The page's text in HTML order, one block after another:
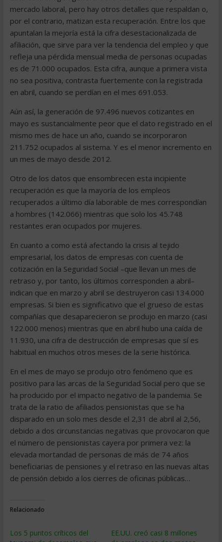
mercado laboral, pero hay otros detalles que respaldan o,
por el contrario, matizan esta recuperación. Entre los que
apuntalan la mejoría está la cifra desestacionalizada de
afiliación, que sirve para ver la tendencia del empleo y que
refleja una pérdida mensual media de personas ocupadas
es de 71.000 ocupados. Esta cifra, aunque a primera vista
no sea positiva, contrasta fuertemente con la registrada
en abril, cuando se perdían en el mes 691.053.
Aún así, la generación de 97.496 nuevos cotizantes en
mayo es sustancialmente peor que el dato registrado en el
mismo mes de hace un año, cuando se incorporaron
211.752 ocupados al sistema. Y es el menor incremento en
un mes de mayo desde 2012.
Otro de los datos que ensombrecen esta incipiente
recuperación es que la mayoría de los empleos
recuperados a último día laborable de mes correspondían
a hombres (142.066) mientras que solo los 45.748
restantes eran ocupados por mujeres.
En cuanto a como está afectando la crisis al tejido
empresarial, los datos de empresas con cuenta de
cotización en la Seguridad Social –que llevan un mes de
retraso y, por tanto, los últimos corresponden a abril–
indican que en marzo y abril se destruyeron casi 134.000
empresas. Si bien es significativo que el grueso de estas
compañías que desaparecieron se produjo en marzo (casi
122.000 menos) mientras que en abril hubo una caída de
11.930, una cifra de destrucción de empresas que sí es
habitual en muchos otros meses de la serie histórica.
En el mes de mayo se produjo otro fenómeno que es
positivo para las arcas de la Seguridad Social pero que se
ha producido por el impacto negativo de la pandemia. Se
trata de la ratio de afiliados pensionistas que se ha
disparado en un solo mes desde el 2,31 de abril al 2,56,
debido a dos circunstancias negativas que provocaron que
el número de pensionistas cayera por primera vez: la
elevada mortandad de personas de más de 74 años
beneficiarias de pensiones y el retraso en las nuevas altas
de pensión debido a los cierres de oficinas públicas…
Relacionado
Los 5 puntos críticos del
EE.UU. creó casi 8 millones